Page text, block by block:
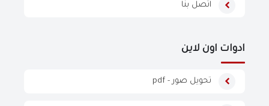
اتصل بنا
ادوات اون لاين
تحويل صور - pdf